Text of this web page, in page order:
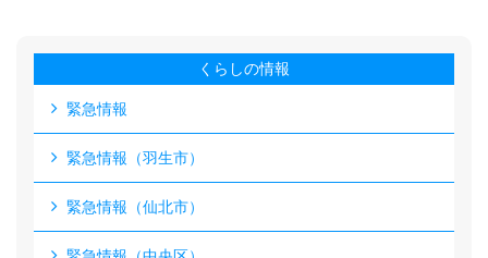
くらしの情報
緊急情報
緊急情報（羽生市）
緊急情報（仙北市）